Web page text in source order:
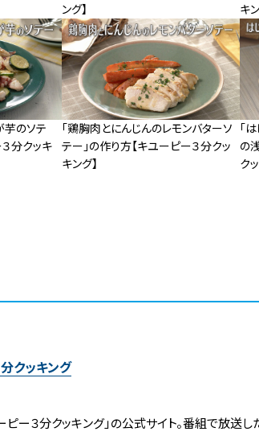
ング】
キン
芋のソテ
分クッキ
「鶏胸肉とにんじんのレモンバターソ
テー」の作り方【キユーピー３分クッ
キング】
「
の
ク
クッキング
ー３分クッキング」の公式サイト。番組で放送し